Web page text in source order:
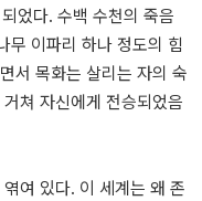
었다. 수백 수천의 죽음
무 이파리 하나 정도의 힘
서 목화는 살리는 자의 숙
쳐 자신에게 전승되었음
여 있다. 이 세계는 왜 존